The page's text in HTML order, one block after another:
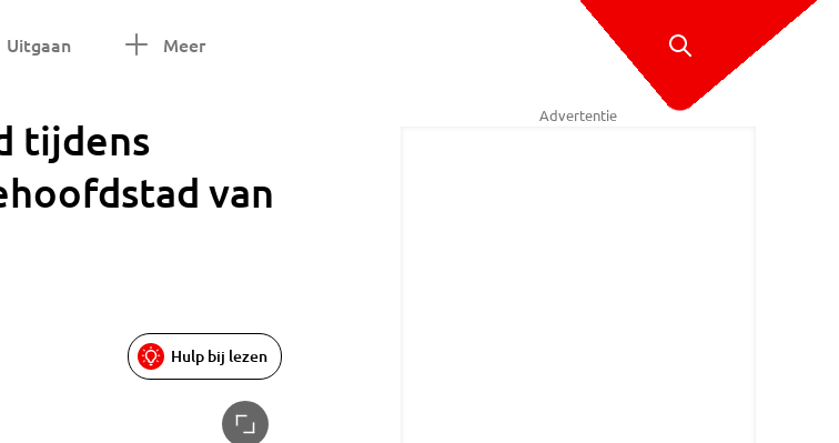
Uitgaan Meer
tijdens
van
Hulp bij lezen
Advertentie